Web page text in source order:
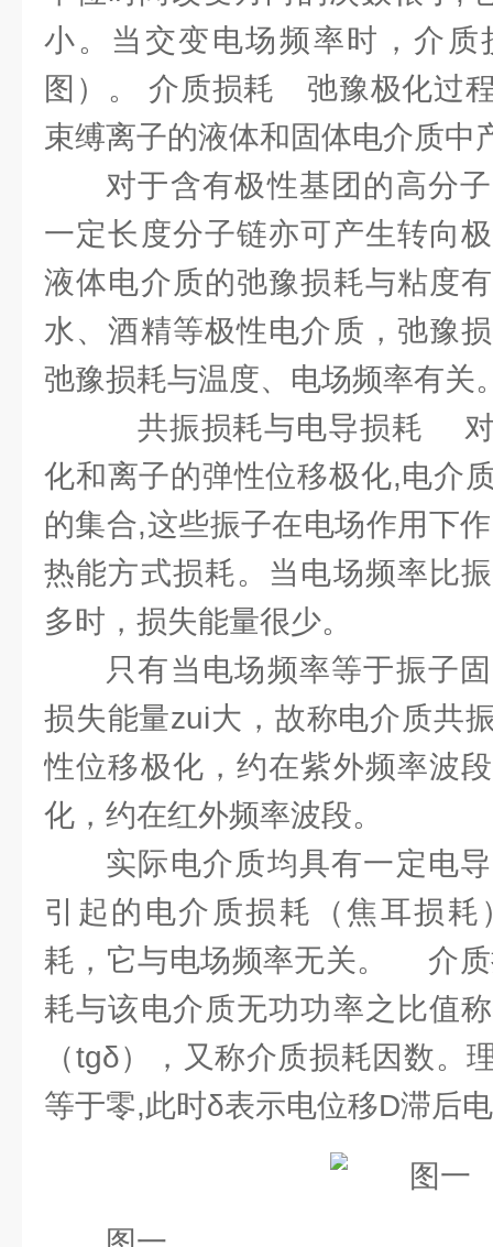
小。当交变电场频率时，介质
图）。 介质损耗 弛豫极化过
束缚离子的液体和固体电介质中
对于含有极性基团的高分
一定长度分子链亦可产生转向
液体电介质的弛豫损耗与粘度
水、酒精等极性电介质，弛豫
弛豫损耗与温度、电场频率有关
共振损耗与电导损耗 对
化和离子的弹性位移极化,电介
的集合,这些振子在电场作用下
热能方式损耗。当电场频率比
多时，损失能量很少。
只有当电场频率等于振子
损失能量zui大，故称电介质共
性位移极化，约在紫外频率波
化，约在红外频率波段。
实际电介质均具有一定电
引起的电介质损耗（焦耳损
耗，它与电场频率无关。 介
耗与该电介质无功功率之比值
（tgδ），又称介质损耗因数。
等于零,此时δ表示电位移D滞后